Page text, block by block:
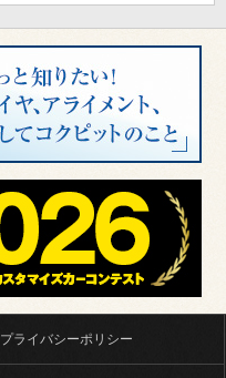
プライバシーポリシー